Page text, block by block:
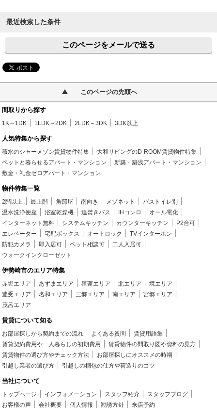
最近検索した条件
このページをメールで送る
このページの先頭へ
間取りから探す
1K～1DK 1LDK～2DK 2LDK～3DK 3DK以上
人気特集から探す
積水のシャーメゾン賃貸物件特集
大和リビングのD-ROOM賃貸物件特集
ペットと暮らせるアパート・マンション
新築・築浅アパート・マンション
敷金・礼金ゼロアパート・マンション
物件特集一覧
2階以上 最上階 角部屋 南向き メゾネット
バストイレ別
温水洗浄便座
浴室乾燥機 追焚きバス IHコンロ
オール電化
インターネット無料
システムキッチン カウンターキッチン
P2台可
エレベーター
宅配ボックス オートロック
TVインターホン
防犯カメラ
即入居可 ペット相談可
二人入居可
ウォークインクローゼット
伊勢崎市のエリア特集
赤堀エリア あずまエリア 殖蓮エリア 北エリア
境エリア
豊受エリア
名和エリア 三郷エリア 南エリア
宮郷エリア
茂呂エリア
賃貸について知る
お部屋探しから契約までの流れ よくある質問
賃貸用語集
賃貸契約費用や一人暮らしの初期費用
賃貸物件の間取り図や資料の見方
賃貸物件の選び方やチェック方法
お部屋探しにオススメの時期
引越し業者の選び方
引越しの梱包の仕方や荷造りのコツ
当社について
トップページ インフォメーション スタッフ紹介
スタッフブログ
お客様の声
会社概要 個人情報 勧誘方針 来店予約